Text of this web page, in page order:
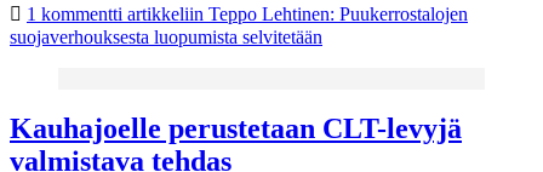
1 kommentti artikkeliin Teppo Lehtinen: Puukerrostalojen
suojaverhouksesta luopumista selvitetään
Kauhajoelle perustetaan CLT-levyjä
valmistava tehdas